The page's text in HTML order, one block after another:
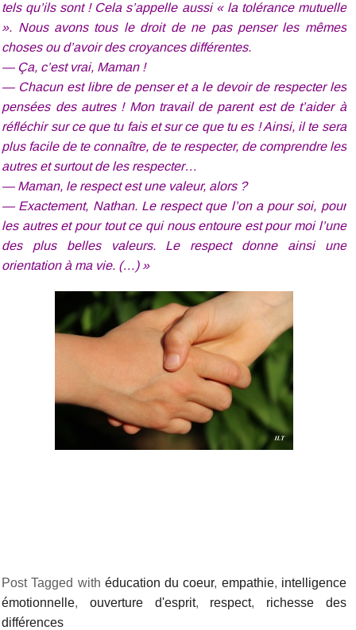
tels qu’ils sont ! Cela s’appelle aussi « la tolérance mutuelle
». Nous avons tous le droit de ne pas penser les mêmes
choses ou d’avoir des croyances différentes.
— Ça, c’est vrai, Maman !
— Chacun est libre de penser et a le devoir de respecter les
pensées des autres ! Mon travail de parent est de t’aider à
réfléchir sur ce que tu fais et sur ce que tu es ! Ainsi, il te sera
plus facile de te connaître, de te respecter, de comprendre les
autres et surtout de les respecter…
— Maman, le respect est une valeur, alors ?
— Exactement, Nathan. Le respect que l’on a pour soi, pour
les autres et pour tout ce qui nous entoure est pour moi l’une
des plus belles valeurs. Le respect donne ainsi une
orientation à ma vie. (…) »
Post Tagged with éducation du coeur, empathie, intelligence
émotionnelle, ouverture d'esprit, respect, richesse des
différences